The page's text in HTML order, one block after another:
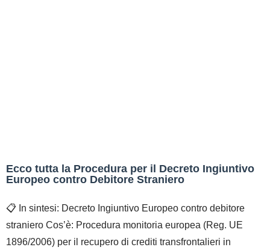
Ecco tutta la Procedura per il Decreto Ingiuntivo
Europeo contro Debitore Straniero
📋 In sintesi: Decreto Ingiuntivo Europeo contro debitore
straniero Cos’è: Procedura monitoria europea (Reg. UE
1896/2006) per il recupero di crediti transfrontalieri in